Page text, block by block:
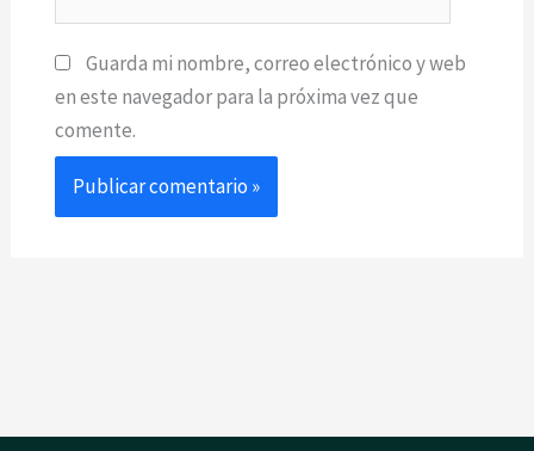
Guarda mi nombre, correo electrónico y web
en este navegador para la próxima vez que
comente.